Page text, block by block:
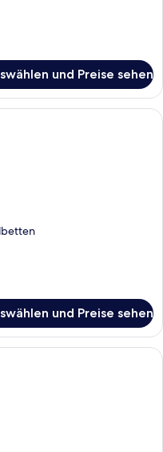
und Preise sehen
modernes Wohnzimmer mit
und Preise sehen
modernes Hotelzimmer mit